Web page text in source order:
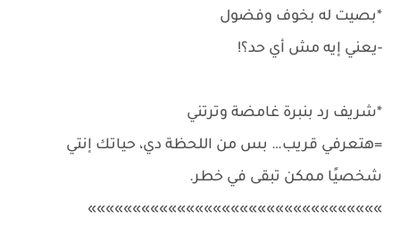
*بصيت له بخوف وفضول
-يعني إيه مش أي حد؟!
*شريف رد بنبرة غامضة وترتني
=هتعرفي قريب… بس من اللحظة دي، حياتك إنتي
شخصيًا ممكن تبقى في خطر.
»»»»»»»»»»»»»»»»»»»»»»»»»»»»»»»»»